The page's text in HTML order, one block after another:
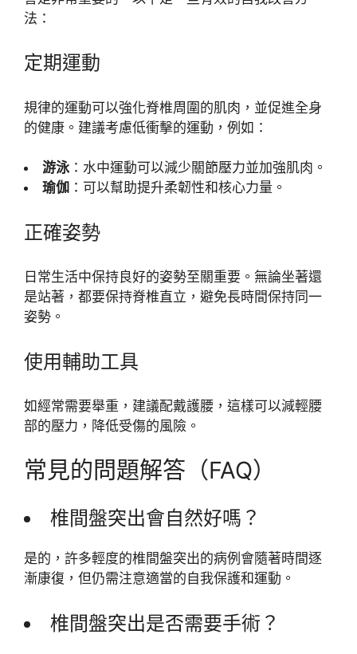
法：
定期運動
規律的運動可以強化脊椎周圍的肌肉，並促進全身
的健康。建議考慮低衝擊的運動，例如：
游泳：水中運動可以減少關節壓力並加強肌肉。
瑜伽 ：可以幫助提升柔韌性和核心力量。
正確姿勢
日常生活中保持良好的姿勢至關重要。無論坐著還
是站著，都要保持脊椎直立，避免長時間保持同一
姿勢。
使用輔助工具
如經常需要舉重，建議配戴護腰，這樣可以減輕腰
部的壓力，降低受傷的風險。
常見的問題解答（FAQ）
椎間盤突出會自然好嗎？
是的，許多輕度的椎間盤突出的病例會隨著時間逐
漸康復，但仍需注意適當的自我保護和運動。
椎間盤突出是否需要手術？